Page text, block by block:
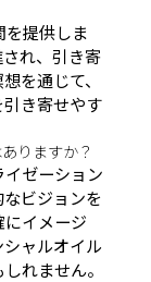
提供しま
れ、引き寄
を通じて、
き寄せやす
りますか？
ゼーション
ビジョンを
イメージ
ャルオイル
れません。